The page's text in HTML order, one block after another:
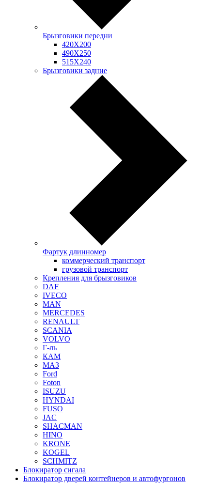
Брызговики передни
420Х200
490Х250
515Х240
Брызговики задние
Фартук длинномер
коммерческий транспорт
грузовой транспорт
Крепления для брызговиков
DAF
IVECO
MAN
MERCEDES
RENAULT
SCANIA
VOLVO
Г-ль
КАМ
МАЗ
Ford
Foton
ISUZU
HYNDAI
FUSO
JAC
SHACMAN
HINO
KRONE
KOGEL
SCHMITZ
Блокиратор сигала
Блокиратор дверей контейнеров и автофургонов